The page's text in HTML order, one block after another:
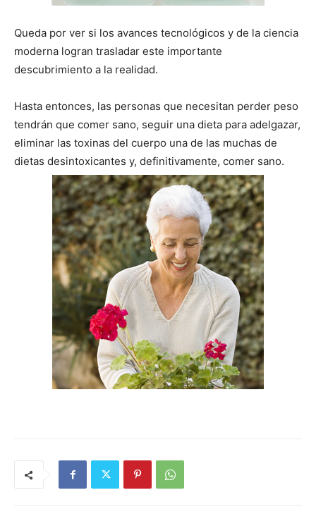
Queda por ver si los avances tecnológicos y de la ciencia
moderna logran trasladar este importante
descubrimiento a la realidad.
Hasta entonces, las personas que necesitan perder peso
tendrán que comer sano, seguir una dieta para adelgazar,
eliminar las toxinas del cuerpo una de las muchas de
dietas desintoxicantes y, definitivamente, comer sano.